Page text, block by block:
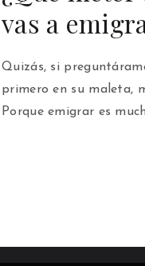
vas a
Quizás, si
primero en su maleta,
Porque emigrar es